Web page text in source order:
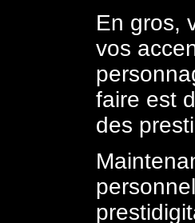
En gros,
vos
faire est
des